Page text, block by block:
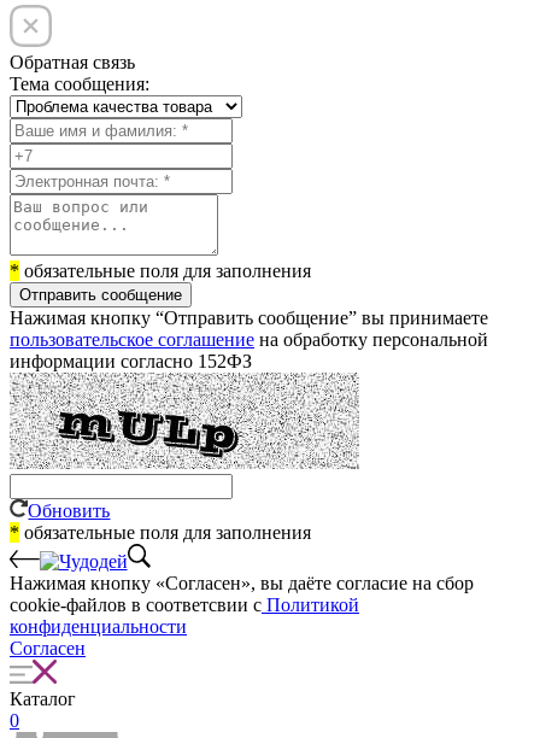
Обратная связь
Тема сообщения:
* обязательные поля для заполнения
Отправить сообщение
Нажимая кнопку “Отправить сообщение” вы принимаете
пользовательское соглашение на обработку персональной
информации согласно 152ФЗ
Обновить
* обязательные поля для заполнения
Нажимая кнопку «Согласен», вы даёте cогласие на сбор
cookie-файлов в соответсвии с Политикой
конфиденциальности
Согласен
Каталог
0